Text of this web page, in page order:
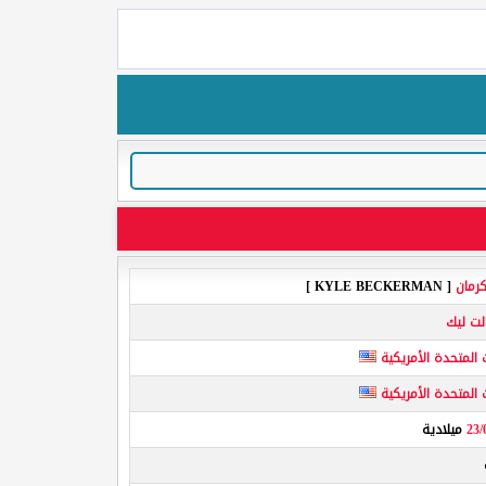
[ KYLE BECKERMAN ]
ليك
المتحدة الأمريكية
المتحدة الأمريكية
ميلادية